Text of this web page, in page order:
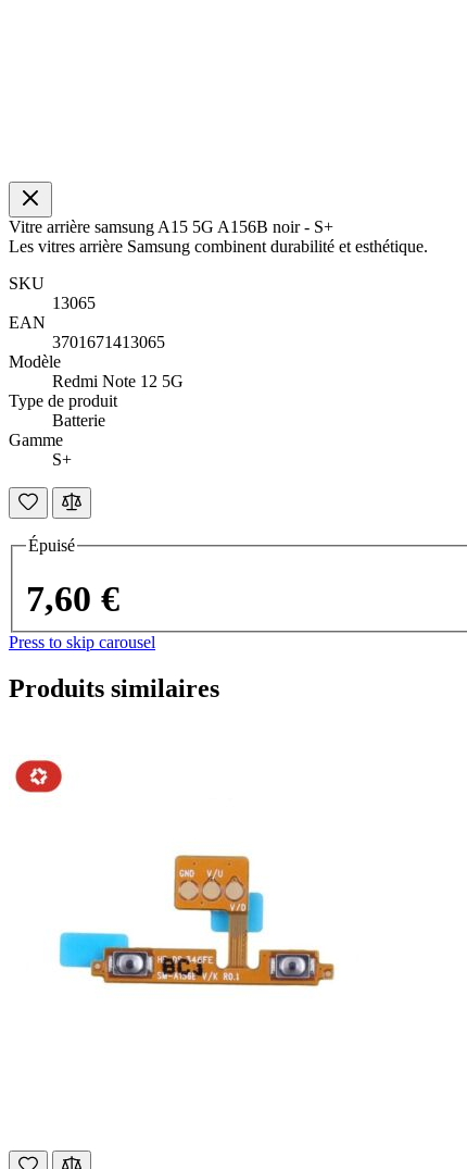
Vitre arrière samsung A15 5G A156B noir - S+
Les vitres arrière Samsung combinent durabilité et esthétique.
SKU
13065
EAN
3701671413065
Modèle
Redmi Note 12 5G
Type de produit
Batterie
Gamme
S+
Épuisé
7,60 €
Press to skip carousel
Produits similaires